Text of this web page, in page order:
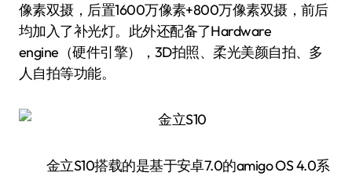
像素双摄，后置1600万像素+800万像素双摄，前后
均加入了补光灯。此外还配备了Hardware
engine（硬件引擎），3D拍照、柔光美颜自拍、多
人自拍等功能。
金立S10搭载的是基于安卓7.0的amigo OS 4.0系